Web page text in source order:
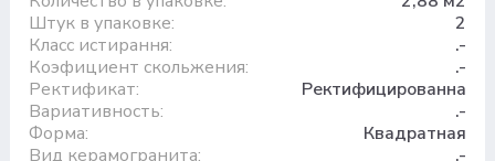
Штук в упаковке:
2
Класс истирання:
.-
Коэфициент скольжения:
.-
Ректификат:
Ректифицированна
Вариативность:
.-
Форма:
Квадратная
Вид керамогранита:
.-